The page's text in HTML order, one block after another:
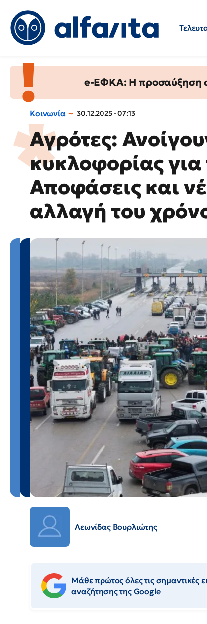
e-ΕΦΚΑ: Η προσαύξηση
Κοινωνία 30.12.2025 - 07:13
Αγρότες:
κυκλοφορίας
Αποφάσεις και
αλλαγή του
Λεωνίδας Βουρλιώτης
Μάθε πρώτος όλες τις σημαντικές
αναζήτησης της Google